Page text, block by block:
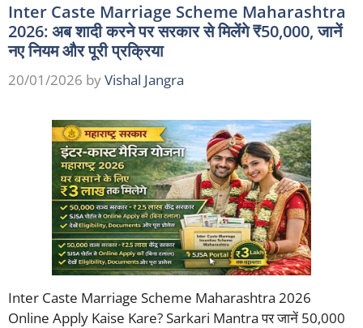
Inter Caste Marriage Scheme Maharashtra
2026: अब शादी करने पर सरकार से मिलेंगे ₹50,000, जानें
नए नियम और पूरी प्रक्रिया
20/01/2026 byVishal Jangra
Inter Caste Marriage Scheme Maharashtra 2026
Online Apply Kaise Kare? Sarkari Mantra पर जानें 50,000